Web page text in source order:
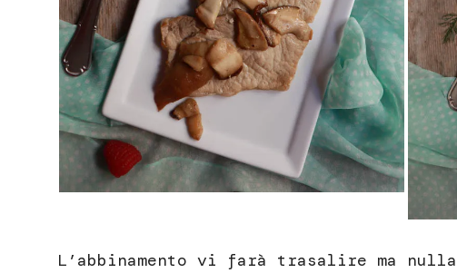
L’abbinamento vi farà trasalire ma